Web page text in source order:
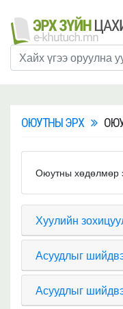
ОЮУТНЫ ЭРХ
Оюутны хөдөлмөр
Хуулийн
Асуудлыг
Асуудлыг